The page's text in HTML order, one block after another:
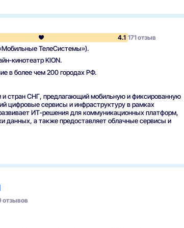
фиксированной связи. По данным отраслевых рейтингов,
набор телеканалов в зависимости от
интернет-услуг с телевидением. Присутствие Dom.ru в
подключения.
консультацию
Dom.ru.
4.1 171 отзыв
ТелеСистемы»).
KION.
в более чем 200 городах РФ.
стран СНГ, предлагающий мобильную и фиксированную
цифровые сервисы и инфраструктуру в рамках
ИТ‑решения для коммуникационных платформ,
данных, а также предоставляет облачные сервисы и
и оставить заявку
отзывов